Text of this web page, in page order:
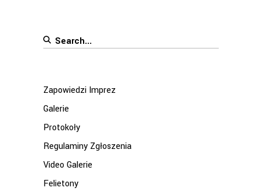
Search
Zapowiedzi Imprez
Galerie
Protokoły
Regulaminy Zgłoszenia
Video Galerie
Felietony